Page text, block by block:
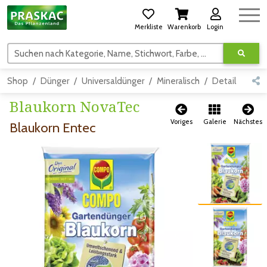
Merkliste Warenkorb Login
Suchen nach Kategorie, Name, Stichwort, Farbe, usw.
Shop Dünger Universaldünger Mineralisch Detail
Blaukorn NovaTec
Blaukorn Entec Voriges Galerie Nächstes
Zum vorigen Bild Zum nächsten Bild
Zum vorigen Bild